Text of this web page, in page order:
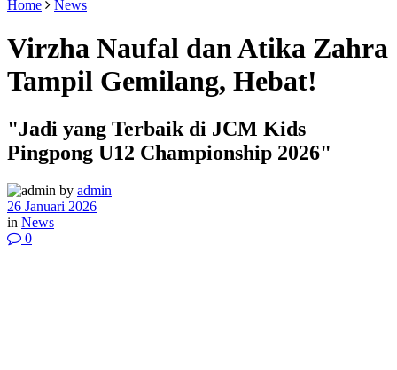
Home News
Virzha Naufal dan Atika Zahra
Tampil Gemilang, Hebat!
"Jadi yang Terbaik di JCM Kids
Pingpong U12 Championship 2026"
by admin
26 Januari 2026
in News
0